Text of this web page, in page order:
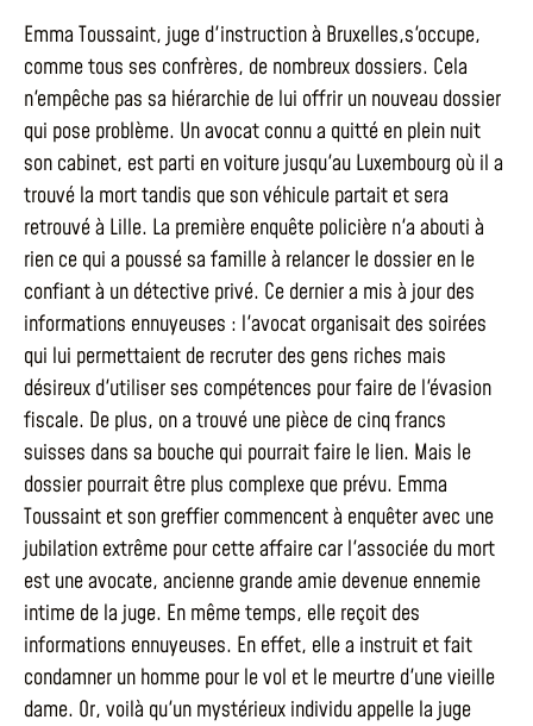
Emma Toussaint, juge d'instruction à Bruxelles,s'occupe,
comme tous ses confrères, de nombreux dossiers. Cela
n'empêche pas sa hiérarchie de lui offrir un nouveau dossier
qui pose problème. Un avocat connu a quitté en plein nuit
son cabinet, est parti en voiture jusqu'au Luxembourg où il a
trouvé la mort tandis que son véhicule partait et sera
retrouvé à Lille. La première enquête policière n'a abouti à
rien ce qui a poussé sa famille à relancer le dossier en le
confiant à un détective privé. Ce dernier a mis à jour des
informations ennuyeuses : l'avocat organisait des soirées
qui lui permettaient de recruter des gens riches mais
désireux d'utiliser ses compétences pour faire de l'évasion
fiscale. De plus, on a trouvé une pièce de cinq francs
suisses dans sa bouche qui pourrait faire le lien. Mais le
dossier pourrait être plus complexe que prévu. Emma
Toussaint et son greffier commencent à enquêter avec une
jubilation extrême pour cette affaire car l'associée du mort
est une avocate, ancienne grande amie devenue ennemie
intime de la juge. En même temps, elle reçoit des
informations ennuyeuses. En effet, elle a instruit et fait
condamner un homme pour le vol et le meurtre d'une vieille
dame. Or, voilà qu'un mystérieux individu appelle la juge